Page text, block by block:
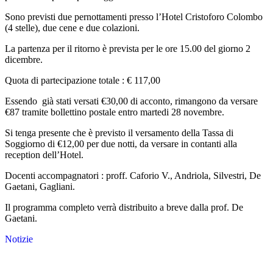
Sono previsti due pernottamenti presso l’Hotel Cristoforo Colombo
(4 stelle), due cene e due colazioni.
La partenza per il ritorno è prevista per le ore 15.00 del giorno 2
dicembre.
Quota di partecipazione totale : € 117,00
Essendo già stati versati €30,00 di acconto, rimangono da versare
€87 tramite bollettino postale entro martedi 28 novembre.
Si tenga presente che è previsto il versamento della Tassa di
Soggiorno di €12,00 per due notti, da versare in contanti alla
reception dell’Hotel.
Docenti accompagnatori : proff. Caforio V., Andriola, Silvestri, De
Gaetani, Gagliani.
Il programma completo verrà distribuito a breve dalla prof. De
Gaetani.
Notizie